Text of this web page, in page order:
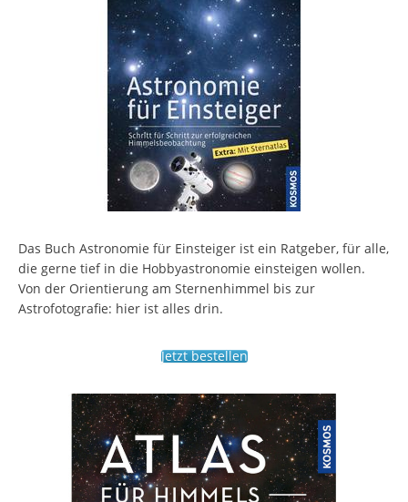
Das Buch Astronomie für Einsteiger ist ein Ratgeber, für alle,
die gerne tief in die Hobbyastronomie einsteigen wollen.
Von der Orientierung am Sternenhimmel bis zur
Astrofotografie: hier ist alles drin.
Jetzt bestellen